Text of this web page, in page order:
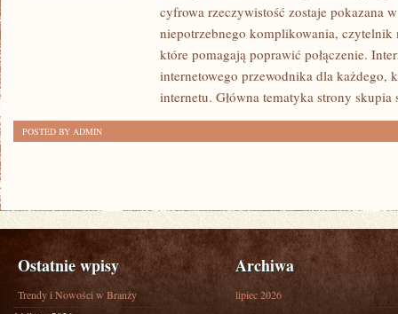
TRENDY
INTERNECIE
cyfrowa rzeczywistość zostaje pokazana
niepotrzebnego komplikowania,
które pomagają poprawić połączenie.
internetowego przewodnika dla każdego,
internetu. Główna tematyka strony skupia
POSTED BY ADMIN
Ostatnie wpisy
Trendy i Nowości w Branży
Archiwa
lipiec 2026